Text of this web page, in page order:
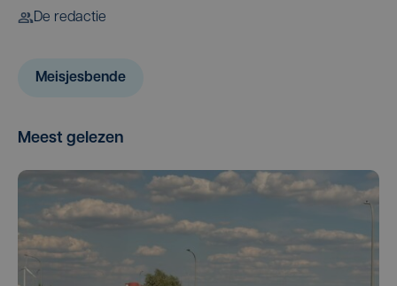
De redactie
Meisjesbende
Meest gelezen